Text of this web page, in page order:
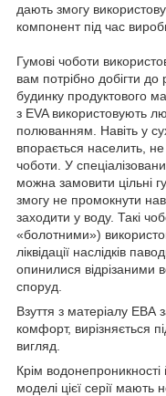
дають змогу
компонент під час
Гумові чоботи
вам потрібно добігти
будинку продуктового
з EVA використовують
полюванням. Навіть у
впорається населить,
чоботи. У
можна замовити цільні
змогу не промокнути
заходити у воду. Такі
«болотними»)
ліквідації наслідків
опинилися відрізаними
споруд.
Взуття з матеріалу ЕВА
комфорт, вирізняється
вигляд.
Крім водонепроникності
моделі цієї серії мають